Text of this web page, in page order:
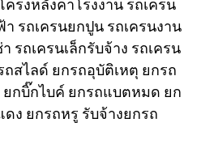
รงหลังคาโรงงาน รถเครน
า รถเครนยกปูน รถเครนงาน
รถเครนเล็กรับจ้าง รถเครน
ถสไลด์ ยกรถอุบัติเหตุ ยกรถ
กบิ๊กไบค์ ยกรถแบตหมด ยก
ง ยกรถหรู รับจ้างยกรถ